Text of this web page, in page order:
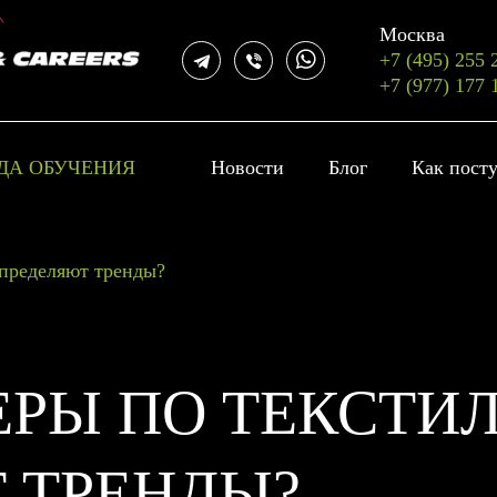
Москва
+7 (495) 255
+7 (977) 177
ОБУЧЕНИЯ Новости Блог Как
тренды?
ПО